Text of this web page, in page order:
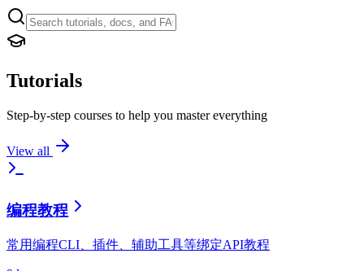
Tutorials
Step-by-step courses to help you master everything
View all
编程教程
常用编程CLI、插件、辅助工具等绑定API教程